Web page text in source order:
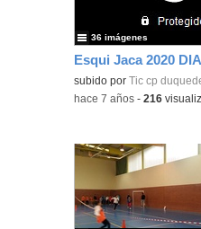
Esqui Jaca 2020
subido porTic cp
36 imágenes
-hace 7 años -216